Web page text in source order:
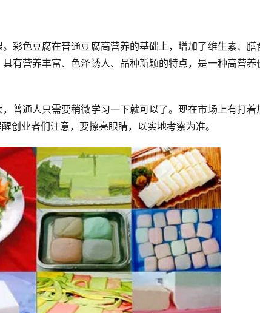
彩色豆腐在普通豆腐高营养的基础上，增加了维生素、膳
有营养丰富、色泽诱人、品种新颖的特点，是一种高营养
普通人只需要稍微学习一下就可以了。现在市场上有打着
创业者们注意，要擦亮眼睛，以实地考察为准。